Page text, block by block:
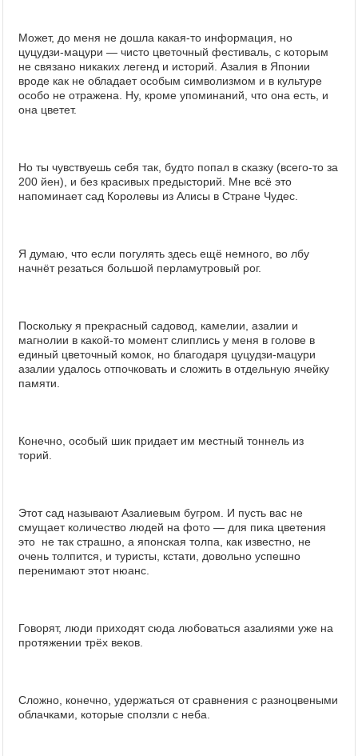
Может, до меня не дошла какая-то информация, но
цуцудзи-мацури — чисто цветочный фестиваль, с которым
не связано никаких легенд и историй. Азалия в Японии
вроде как не обладает особым символизмом и в культуре
особо не отражена. Ну, кроме упоминаний, что она есть, и
она цветет.
Но ты чувствуешь себя так, будто попал в сказку (всего-то за
200 йен), и без красивых предысторий. Мне всё это
напоминает сад Королевы из Алисы в Стране Чудес.
Я думаю, что если погулять здесь ещё немного, во лбу
начнёт резаться большой перламутровый рог.
Поскольку я прекрасный садовод, камелии, азалии и
магнолии в какой-то момент слиплись у меня в голове в
единый цветочный комок, но благодаря цуцудзи-мацури
азалии удалось отпочковать и сложить в отдельную ячейку
памяти.
Конечно, особый шик придает им местный тоннель из
торий.
Этот сад называют Азалиевым бугром. И пусть вас не
смущает количество людей на фото — для пика цветения
это не так страшно, а японская толпа, как известно, не
очень толпится, и туристы, кстати, довольно успешно
перенимают этот нюанс.
Говорят, люди приходят сюда любоваться азалиями уже на
протяжении трёх веков.
Сложно, конечно, удержаться от сравнения с разноцвеными
облачками, которые сползли с неба.